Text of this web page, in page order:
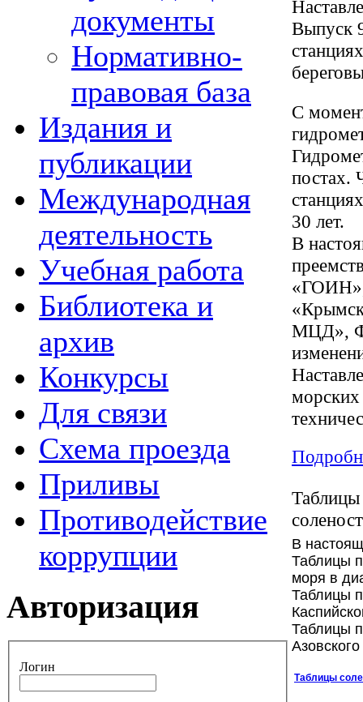
документы
Нормативно-
правовая база
Издания и
публикации
Международная
деятельность
Учебная работа
Библиотека и
архив
Конкурсы
Для связи
Схема проезда
Приливы
Противодействие
коррупции
Авторизация
Логин
Выпуск
С
постах.
30 лет.
В
МЦД»,
морских
Таблицы
В
Таблицы
моря в
Таблицы
Таблицы
Таблицы